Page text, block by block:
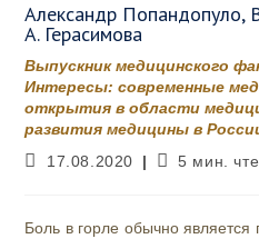
Александр Попандопуло,
А. Герасимова
Выпускник медицинского
Интересы: современные
открытия в области
развития медицины в
Запись
17.08.2020
Время
5 мин.
Боль в горле обычно является